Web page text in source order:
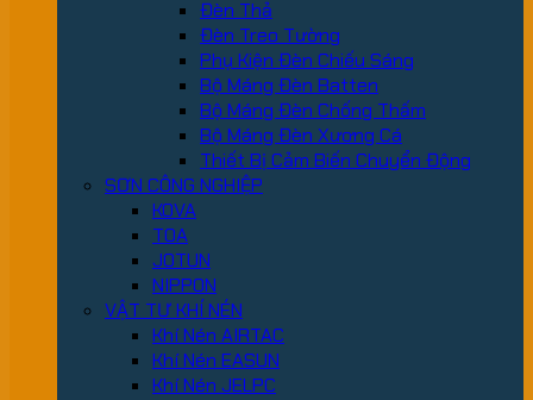
Đèn Thả
Đèn Treo Tường
Phụ Kiện Đèn Chiếu Sáng
Bộ Máng Đèn Batten
Bộ Máng Đèn Chống Thấm
Bộ Máng Đèn Xương Cá
Thiết Bị Cảm Biến Chuyển Động
SƠN CÔNG NGHIỆP
KOVA
TOA
JOTUN
NIPPON
VẬT TƯ KHÍ NÉN
Khí Nén AIRTAC
Khí Nén EASUN
Khí Nén JELPC